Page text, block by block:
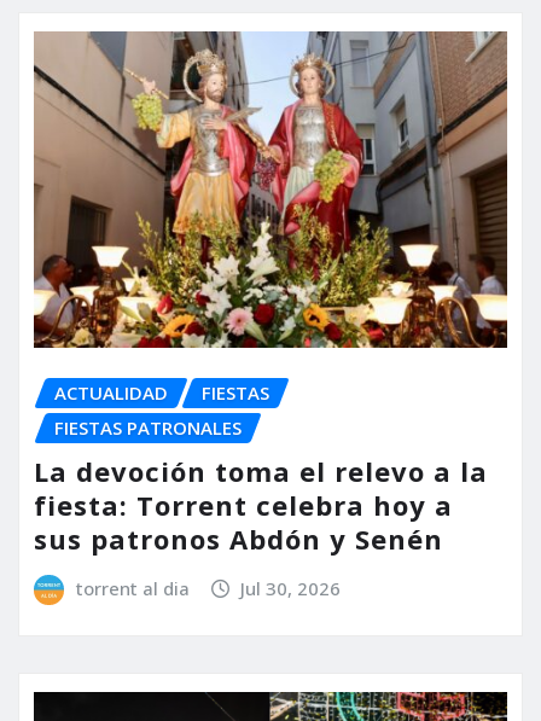
ACTUALIDAD
FIESTAS
FIESTAS PATRONALES
La devoción toma el relevo a la
fiesta: Torrent celebra hoy a
sus patronos Abdón y Senén
torrent al dia Jul 30, 2026